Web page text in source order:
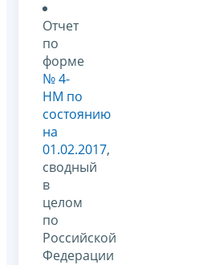
Отчет
по
форме
№ 4-
НМ по
состоянию
на
01.02.2017,
сводный
в
целом
по
Российской
Федерации